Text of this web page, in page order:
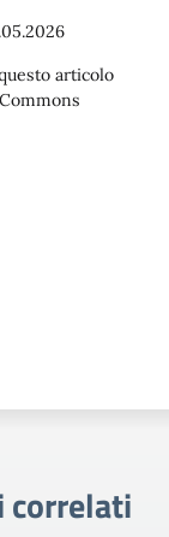
articolo
correlati